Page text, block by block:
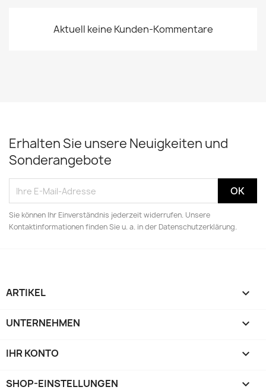
Aktuell keine Kunden-Kommentare
Erhalten Sie unsere Neuigkeiten und
Sonderangebote
Sie können Ihr Einverständnis jederzeit widerrufen. Unsere
Kontaktinformationen finden Sie u. a. in der Datenschutzerklärung.
ARTIKEL 
UNTERNEHMEN 
IHR KONTO 
SHOP-EINSTELLUNGEN keyboard_arrow_down